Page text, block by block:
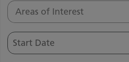
Areas of Interest